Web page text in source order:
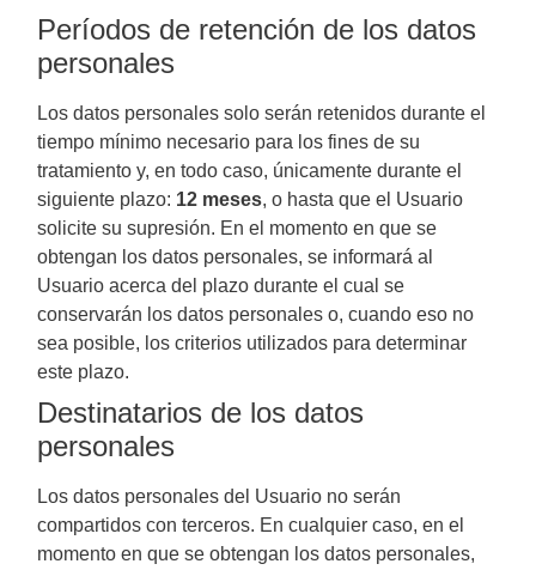
Períodos de retención de los datos
personales
Los datos personales solo serán retenidos durante el
tiempo mínimo necesario para los fines de su
tratamiento y, en todo caso, únicamente durante el
siguiente plazo: 12 meses, o hasta que el Usuario
solicite su supresión. En el momento en que se
obtengan los datos personales, se informará al
Usuario acerca del plazo durante el cual se
conservarán los datos personales o, cuando eso no
sea posible, los criterios utilizados para determinar
este plazo.
Destinatarios de los datos
personales
Los datos personales del Usuario no serán
compartidos con terceros. En cualquier caso, en el
momento en que se obtengan los datos personales,